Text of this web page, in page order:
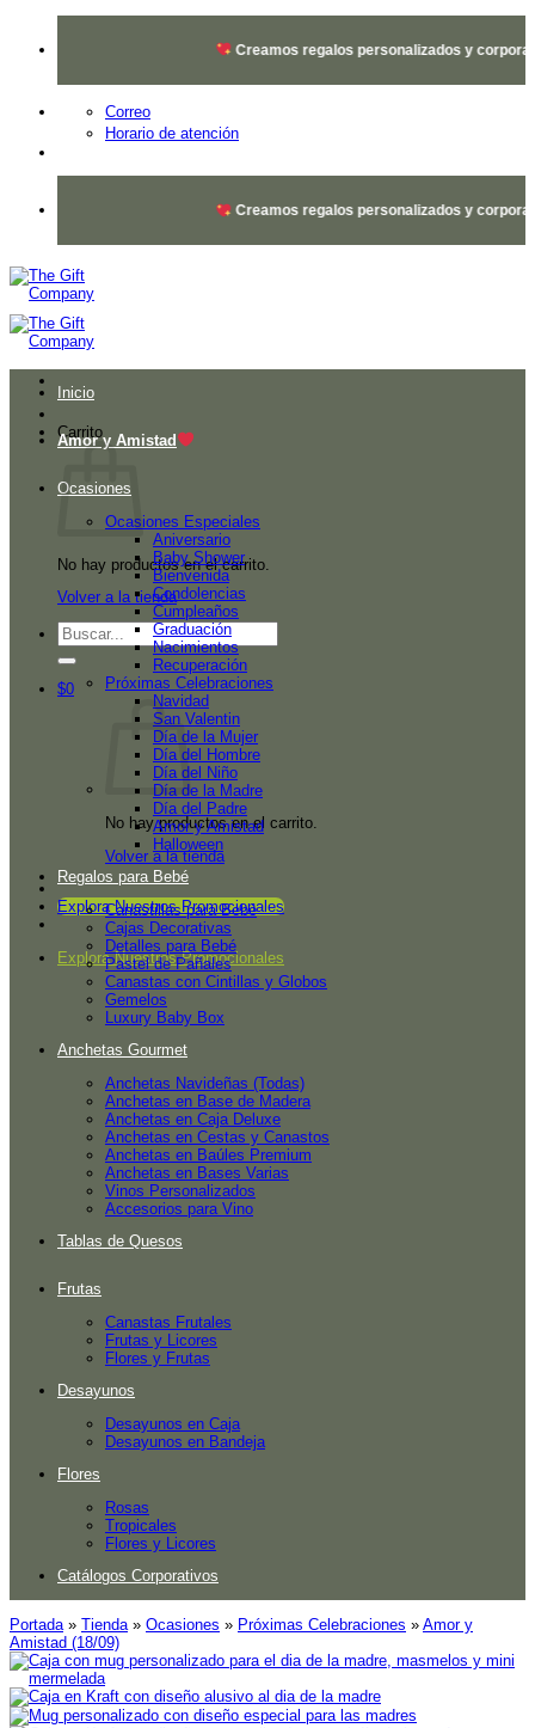
Creamos regalos personalizados y
Correo
Horario de atención
Creamos regalos personalizados y
Carrito
No hay productos en el carrito.
Volver a la tienda
Buscar
por:
$0
No hay productos en el carrito.
Volver a la tienda
Explora Nuestros Promocionales
Explora Nuestros Promocionales
Inicio
Amor y Amistad
Ocasiones
Ocasiones Especiales
Aniversario
Baby Shower
Bienvenida
Condolencias
Cumpleaños
Graduación
Nacimientos
Recuperación
Próximas Celebraciones
Navidad
San Valentin
Día de la Mujer
Día del Hombre
Día del Niño
Día de la Madre
Día del Padre
Amor y Amistad
Halloween
Regalos para Bebé
Canastillas para Bebé
Cajas Decorativas
Detalles para Bebé
Pastel de Pañales
Canastas con Cintillas y Globos
Gemelos
Luxury Baby Box
Anchetas Gourmet
Anchetas Navideñas (Todas)
Anchetas en Base de Madera
Anchetas en Caja Deluxe
Anchetas en Cestas y Canastos
Anchetas en Baúles Premium
Anchetas en Bases Varias
Vinos Personalizados
Accesorios para Vino
Tablas de Quesos
Frutas
Canastas Frutales
Frutas y Licores
Flores y Frutas
Desayunos
Desayunos en Caja
Desayunos en Bandeja
Flores
Rosas
Tropicales
Flores y Licores
Catálogos Corporativos
Portada » Tienda » Ocasiones » Próximas Celebraciones » Amor y
Amistad (18/09)